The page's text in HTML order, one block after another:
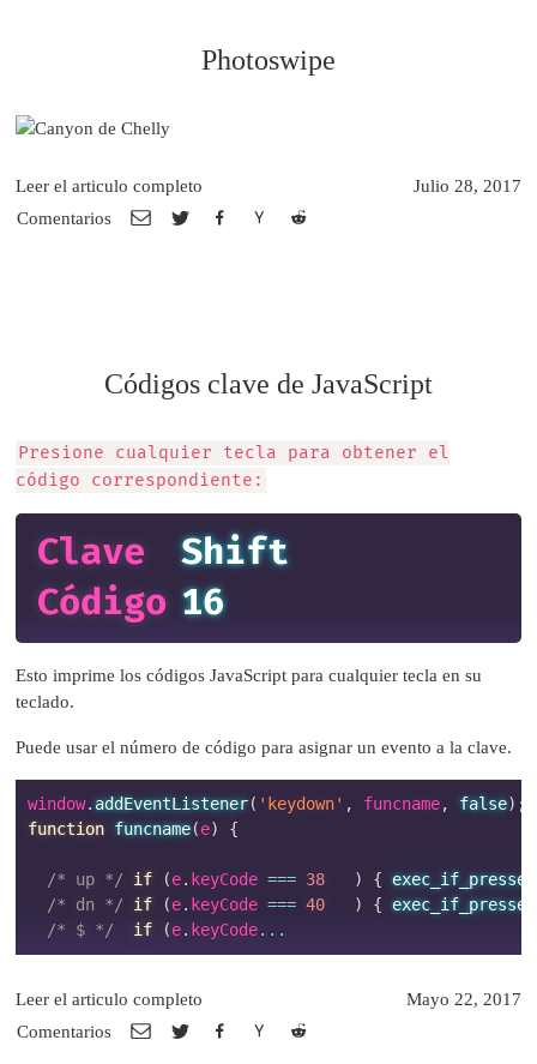
Photoswipe
Comentarios
Leer el articulo completo Julio 28, 2017
Códigos clave de JavaScript
Presione cualquier tecla para obtener el
código correspondiente:
Clave
Shift
Código 16
Esto imprime los códigos JavaScript para cualquier tecla en su
teclado.
Puede usar el número de código para asignar un evento a la clave.
window.addEventListener( 'keydown' , funcname, false) ;
function funcname(e) {
/* up */ if (e. keyCode === 38 ) { exec_if_pressed
/* dn */
if (e. keyCode === 40 ) { exec_if_pressed
/* $ */
if (e. keyCode...
Comentarios
Leer el articulo completo Mayo 22, 2017